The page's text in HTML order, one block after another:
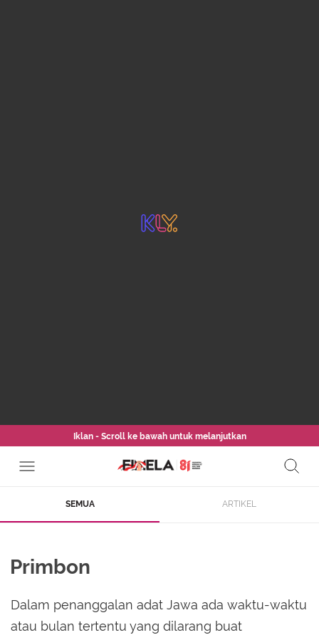
Iklan - Scroll ke bawah untuk melanjutkan
SEMUA ARTIKEL
Primbon
Dalam penanggalan adat Jawa ada waktu-waktu
atau bulan tertentu yang dilarang buat